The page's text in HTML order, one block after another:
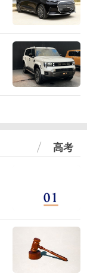
高考